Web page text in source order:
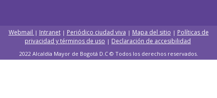
Webmail | Intranet| Periódico ciudad viva | Mapa del sitio | Políticas de
privacidad y términos de uso | Declaración de accesibilidad
2022 Alcaldía Mayor de Bogotá D.C © Todos los derechos reservados.